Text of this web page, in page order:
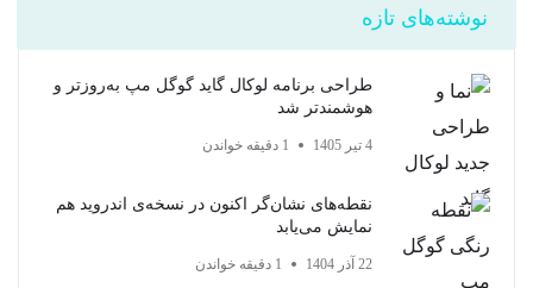
نوشته‌های تازه
طراحی برنامه لوکال گاید گوگل مپ به‌روزتر و
هوشمندتر شد
4 تیر 1405 1 دقیقه خواندن
نقطه‌های نشان‌گر اکنون در نسخه‌ی اندروید هم
نمایش می‌یابد
22 آذر 1404 1 دقیقه خواندن